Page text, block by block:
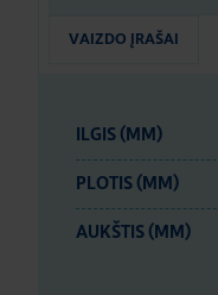
VAIZDO ĮRAŠAI
ILGIS (MM)
PLOTIS (MM)
AUKŠTIS (MM)